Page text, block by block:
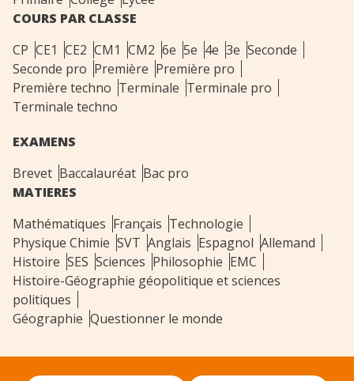
COURS PAR CLASSE
CP CE1 CE2 CM1 CM2 6e 5e 4e 3e Seconde
Seconde pro Première Première pro
Première techno Terminale Terminale pro
Terminale techno
EXAMENS
Brevet Baccalauréat Bac pro
MATIERES
Mathématiques Français Technologie
Physique Chimie SVT Anglais Espagnol Allemand
Histoire SES Sciences Philosophie EMC
Histoire-Géographie géopolitique et sciences
politiques
Géographie Questionner le monde